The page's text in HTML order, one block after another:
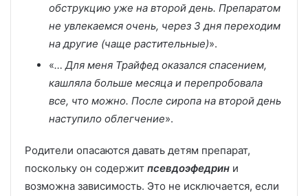
обструкцию уже на второй день. Препаратом
не увлекаемся очень, через 3 дня переходим
на другие (чаще растительные)».
«… Для меня Трайфед оказался спасением,
кашляла больше месяца и перепробовала
все, что можно. После сиропа на второй день
наступило облегчение».
Родители опасаются давать детям препарат,
поскольку он содержит псевдоэфедрин и
возможна зависимость. Это не исключается, если